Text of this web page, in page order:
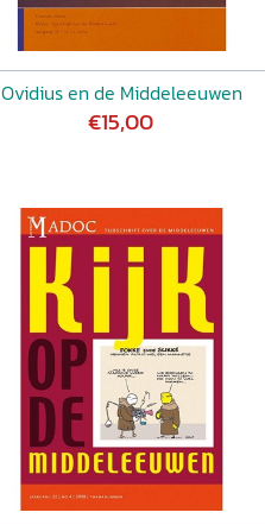
Ovidius en de Middeleeuwen
€15,00